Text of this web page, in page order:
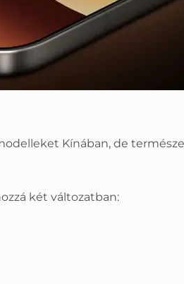
Kínában, de
két változatban: